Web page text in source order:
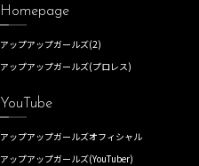
Homepage
アップアップガールズ(2)
アップアップガールズ(プロレス)
YouTube
アップアップガールズオフィシャル
アップアップガールズ(YouTuber)